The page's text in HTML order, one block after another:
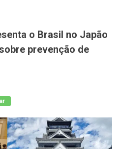
o Brasil no Japão
prevenção de